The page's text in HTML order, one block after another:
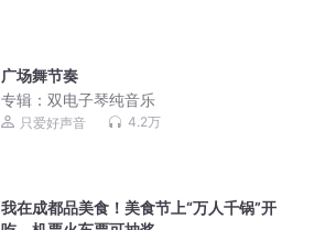
广场舞节奏
专辑： 双电子琴纯音乐
只爱好声音 4.2万
我在成都品美食！美食节上“万人千锅”开